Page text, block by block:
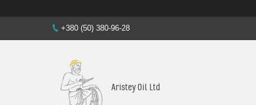
+380 (50) 380-96-28
Aristey Oil Ltd